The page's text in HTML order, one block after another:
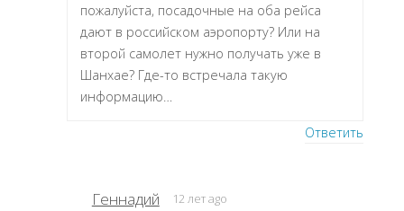
пожалуйста, посадочные на оба рейса
дают в российском аэропорту? Или на
второй самолет нужно получать уже в
Шанхае? Где-то встречала такую
информацию…
Ответить
Геннадий 12 лет ago